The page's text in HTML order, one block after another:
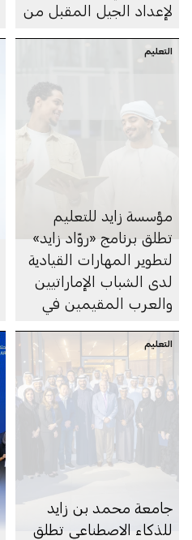
لإعداد الجيل المقبل من
والباحثين الإماراتيين في
التعليم
مؤسسة زايد للتعليم
تطلق برنامج «روّاد زايد»
لتطوير المهارات القيادية
لدى الشباب الإماراتيين
والعرب المقيمين في
التعليم
جامعة محمد بن زايد
للذكاء الاصطناعي تطلق